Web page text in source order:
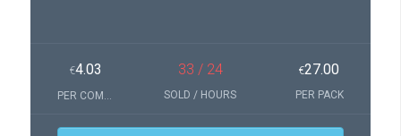
€4.03
PER COMPRIMIDOS
€27.00
PER PACK
33 / 24
SOLD / HOURS